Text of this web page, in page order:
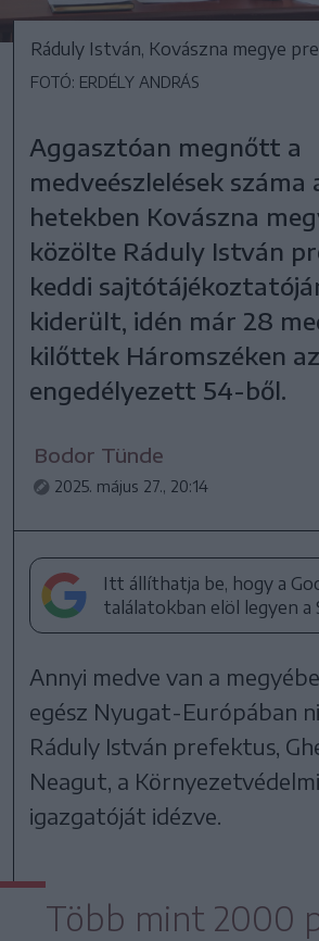
Ráduly István, Kovászna megye
FOTÓ: ERDÉLY ANDRÁS
Aggasztóan megnőtt a
medveészlelések száma
hetekben Kovászna
közölte Ráduly István
keddi
kiderült, idén már 28
kilőttek Háromszéken az
engedélyezett 54-ből.
Bodor Tünde
2025. május 27., 20:14
Itt állíthatja be, hogy a
találatokban elöl legyen a
Annyi medve van a
egész Nyugat-Európában
Ráduly István prefektus,
Neagut, a
igazgatóját idézve.
Több mint 2000